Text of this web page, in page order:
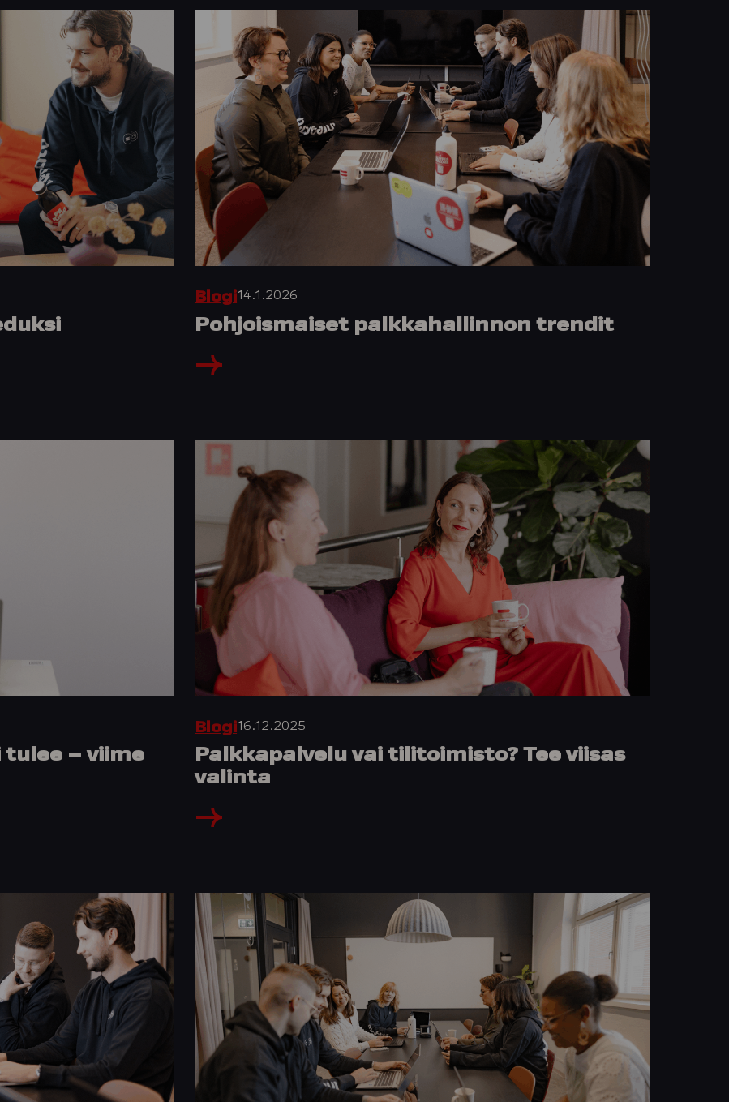
Blogi14.1.2026
Pohjoismaiset palkkahallinnon trendit
– viime
Blogi16.12.2025
Palkkapalvelu vai tilitoimisto? Tee viisas
valinta